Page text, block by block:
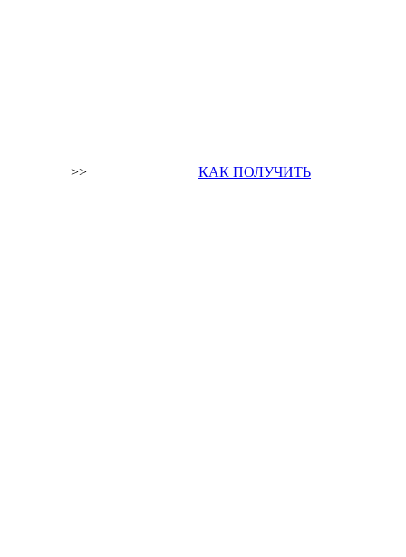
>> КАК ПОЛУЧИТЬ